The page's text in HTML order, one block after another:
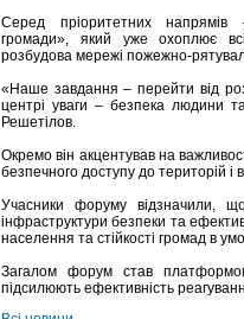
Серед пріоритетних напрямів
громади», який уже охоплює
розбудова мережі пожежно-
«Наше завдання – перейти від
центрі уваги – безпека людини
Решетілов.
Окремо він акцентував на
безпечного доступу до територій і
Учасники форуму відзначили,
інфраструктури безпеки та
населення та стійкості громад в
Загалом форум став
підсилюють ефективність